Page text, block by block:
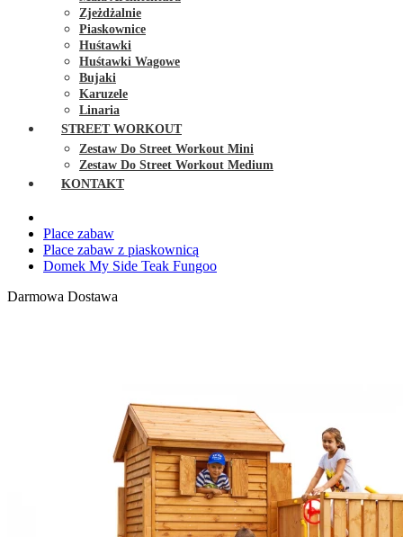
Zjeżdżalnie
Piaskownice
Huśtawki
Huśtawki Wagowe
Bujaki
Karuzele
Linaria
STREET WORKOUT
Zestaw Do Street Workout Mini
Zestaw Do Street Workout Medium
KONTAKT
Place zabaw
Place zabaw z piaskownicą
Domek My Side Teak Fungoo
Darmowa Dostawa